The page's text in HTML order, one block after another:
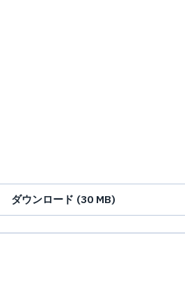
ダウンロード (30 MB)